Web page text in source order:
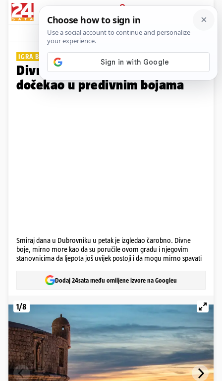
PRIJAVA
Galerija Komentari
IGRA BOJA
Divni Dubrovnik kraj tjedna je
dočekao u predivnim bojama
Smiraj dana u Dubrovniku u petak je izgledao čarobno. Divne
boje, mirno more kao da su poručile ovom gradu i njegovim
stanovnicima da ljepota još uvijek postoji i da mogu mirno spavati
Dodaj 24sata među omiljene izvore na Googleu
1/8